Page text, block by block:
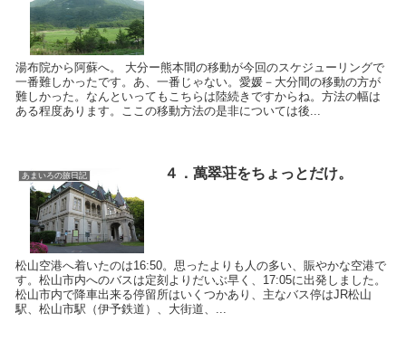
湯布院から阿蘇へ。 大分ー熊本間の移動が今回のスケジューリングで
一番難しかったです。あ、一番じゃない。愛媛－大分間の移動の方が
難しかった。なんといってもこちらは陸続きですからね。方法の幅は
ある程度あります。ここの移動方法の是非については後...
あまいろの旅日記 ４．萬翠荘をちょっとだけ。
松山空港へ着いたのは16:50。思ったよりも人の多い、賑やかな空港で
す。松山市内へのバスは定刻よりだいぶ早く、17:05に出発しました。
松山市内で降車出来る停留所はいくつかあり、主なバス停はJR松山
駅、松山市駅（伊予鉄道）、大街道、...